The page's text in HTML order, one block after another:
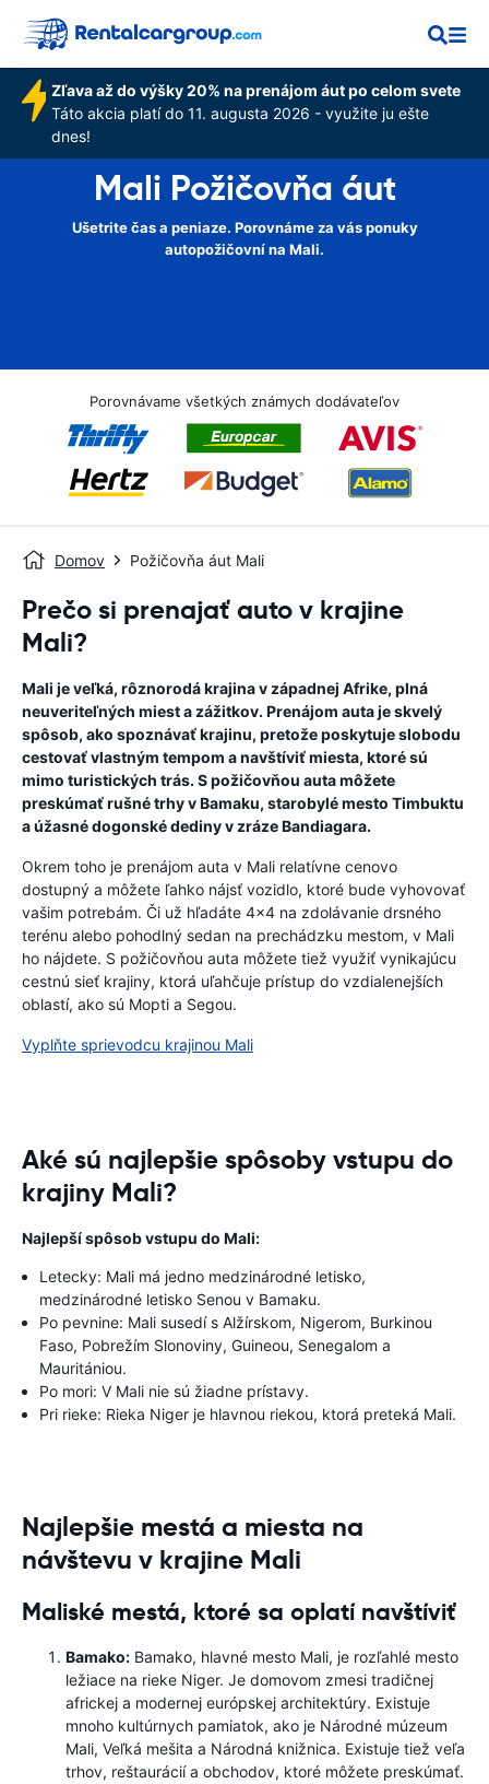
Zľava až do výšky 20% na prenájom áut po celom svete
Táto akcia platí do 11. augusta 2026 - využite ju ešte
dnes!
Mali Požičovňa áut
Ušetrite čas a peniaze. Porovnáme za vás ponuky
autopožičovní na Mali.
Porovnávame všetkých známych dodávateľov
Domov Požičovňa áut Mali
Prečo si prenajať auto v krajine
Mali?
Mali je veľká, rôznorodá krajina v západnej Afrike, plná
neuveriteľných miest a zážitkov. Prenájom auta je skvelý
spôsob, ako spoznávať krajinu, pretože poskytuje slobodu
cestovať vlastným tempom a navštíviť miesta, ktoré sú
mimo turistických trás. S požičovňou auta môžete
preskúmať rušné trhy v Bamaku, starobylé mesto Timbuktu
a úžasné dogonské dediny v zráze Bandiagara.
Okrem toho je prenájom auta v Mali relatívne cenovo
dostupný a môžete ľahko nájsť vozidlo, ktoré bude vyhovovať
vašim potrebám. Či už hľadáte 4x4 na zdolávanie drsného
terénu alebo pohodlný sedan na prechádzku mestom, v Mali
ho nájdete. S požičovňou auta môžete tiež využiť vynikajúcu
cestnú sieť krajiny, ktorá uľahčuje prístup do vzdialenejších
oblastí, ako sú Mopti a Segou.
Vyplňte sprievodcu krajinou Mali
Aké sú najlepšie spôsoby vstupu do
krajiny Mali?
Najlepší spôsob vstupu do Mali:
Letecky: Mali má jedno medzinárodné letisko,
medzinárodné letisko Senou v Bamaku.
Po pevnine: Mali susedí s Alžírskom, Nigerom, Burkinou
Faso, Pobrežím Slonoviny, Guineou, Senegalom a
Mauritániou.
Po mori: V Mali nie sú žiadne prístavy.
Pri rieke: Rieka Niger je hlavnou riekou, ktorá preteká Mali.
Najlepšie mestá a miesta na
návštevu v krajine Mali
Maliské mestá, ktoré sa oplatí navštíviť
Bamako: Bamako, hlavné mesto Mali, je rozľahlé mesto
ležiace na rieke Niger. Je domovom zmesi tradičnej
africkej a modernej európskej architektúry. Existuje
mnoho kultúrnych pamiatok, ako je Národné múzeum
Mali, Veľká mešita a Národná knižnica. Existuje tiež veľa
trhov, reštaurácií a obchodov, ktoré môžete preskúmať.